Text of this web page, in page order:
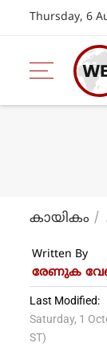
Thursday, 6
കായികം
Written By
രേണുക
Last Modified:
Saturday, 1
ST)